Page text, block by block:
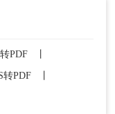
PDF
转PDF